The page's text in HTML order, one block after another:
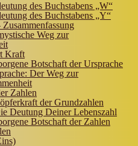
des Buchstabens „W“
des Buchstabens „Y“
Weg zur
Kraft
Botschaft der Ursprache
Der Weg zur
Zahlen
der Grundzahlen
Deutung Deiner Lebenszahl
Botschaft der Zahlen